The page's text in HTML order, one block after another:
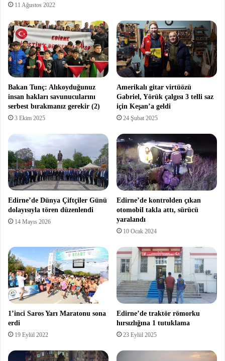
11 Ağustos 2022
Bakan Tunç: Alıkoyduğunuz
insan hakları savunucularını
serbest bırakmanız gerekir (2)
3 Ekim 2025
Amerikalı gitar virtüözü
Gabriel, Yörük çalgısı 3 telli saz
için Keşan’a geldi
24 Şubat 2025
Edirne’de Dünya Çiftçiler Günü
dolayısıyla tören düzenlendi
14 Mayıs 2026
Edirne’de kontrolden çıkan
otomobil takla attı, sürücü
yaralandı
10 Ocak 2024
1’inci Saros Yarı Maratonu sona
erdi
19 Eylül 2022
Edirne’de traktör römorku
hırsızlığına 1 tutuklama
23 Eylül 2025